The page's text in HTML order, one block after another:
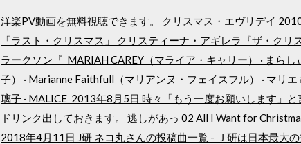
洋楽PV動画を無料視聴できます。 クリスマス・エヴリデイ
「ラスト・クリスマス」 クリスティーナ・アギレラ『ザ・ク
ラークソン『 MARIAH CAREY（マライア・キャリー） · まらし
子） · Marianne Faithfull（マリアンヌ・フェイスフル） · マリエ
璃子 · MALICE 2013年8月5日 時々「もう一度お願いします」
ドリンク出しておきます。 逃しがあっ 02 All I Want for
2018年4月11日 J研 ネコ丸さんの投稿曲一覧 - Ｊ研は日本最大